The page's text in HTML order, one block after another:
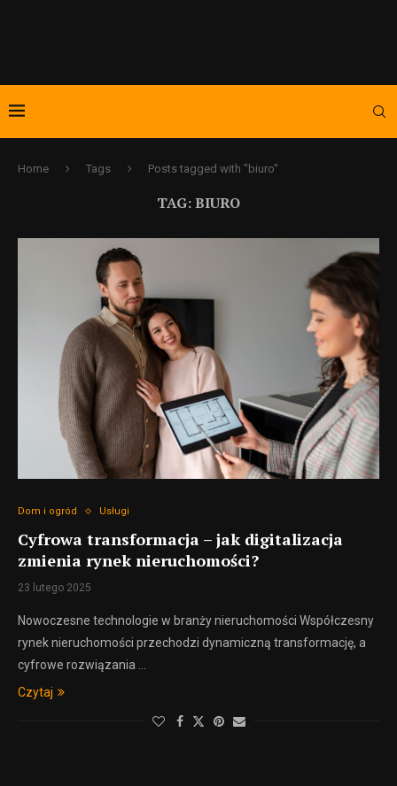
Home Tags Posts tagged with "biuro"
TAG:BIURO
Dom i ogród Usługi
Cyfrowa transformacja – jak digitalizacja
zmienia rynek nieruchomości?
23 lutego 2025
Nowoczesne technologie w branży nieruchomości Współczesny
rynek nieruchomości przechodzi dynamiczną transformację, a
cyfrowe rozwiązania …
Czytaj